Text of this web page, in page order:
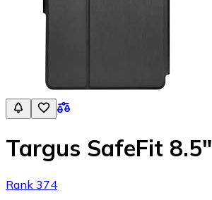
Targus SafeFit 8.5"
Rank 374